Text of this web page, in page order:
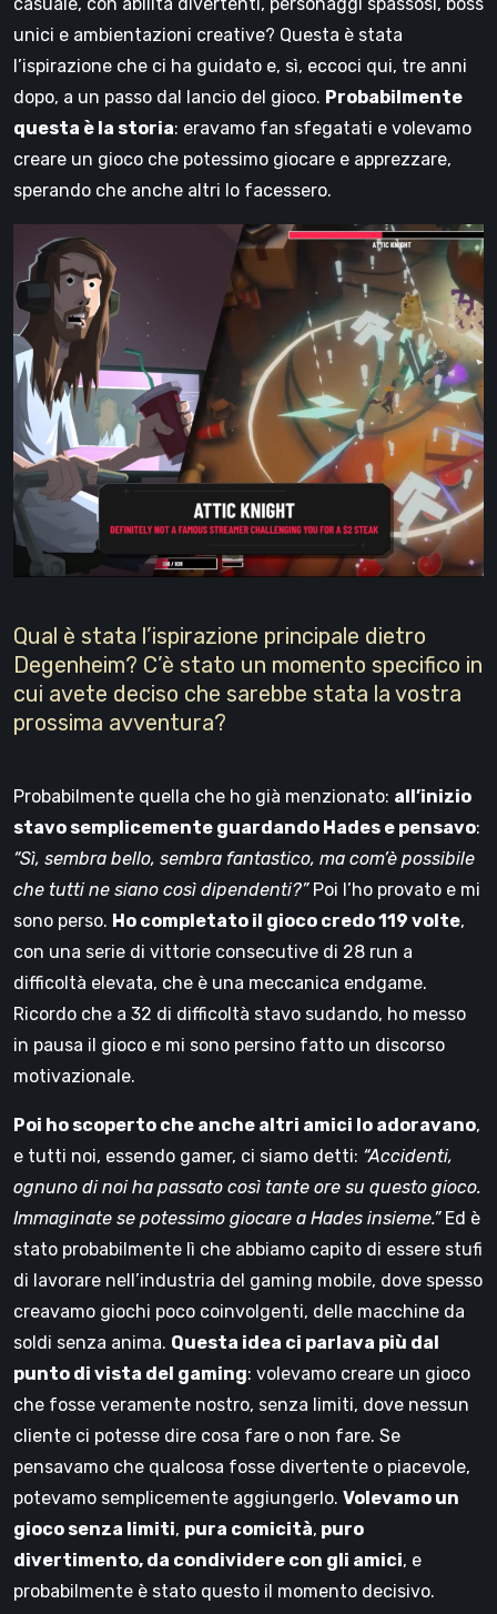
unici e ambientazioni creative? Questa è stata
l’ispirazione che ci ha guidato e, sì, eccoci qui, tre anni
dopo, a un passo dal lancio del gioco. Probabilmente
questa è la storia: eravamo fan sfegatati e volevamo
creare un gioco che potessimo giocare e apprezzare,
sperando che anche altri lo facessero.
Qual è stata l’ispirazione principale dietro
Degenheim? C’è stato un momento specifico in
cui avete deciso che sarebbe stata la vostra
prossima avventura?
Probabilmente quella che ho già menzionato: all’inizio
stavo semplicemente guardando Hades e pensavo:
“Sì, sembra bello, sembra fantastico, ma com’è possibile
che tutti ne siano così dipendenti?”Poi l’ho provato e mi
sono perso. Ho completato il gioco credo 119 volte,
con una serie di vittorie consecutive di 28 run a
difficoltà elevata, che è una meccanica endgame.
Ricordo che a 32 di difficoltà stavo sudando, ho messo
in pausa il gioco e mi sono persino fatto un discorso
motivazionale.
Poi ho scoperto che anche altri amici lo adoravano,
e tutti noi, essendo gamer, ci siamo detti: “Accidenti,
ognuno di noi ha passato così tante ore su questo gioco.
Immaginate se potessimo giocare a Hades insieme.”Ed è
stato probabilmente lì che abbiamo capito di essere stufi
di lavorare nell’industria del gaming mobile, dove spesso
creavamo giochi poco coinvolgenti, delle macchine da
soldi senza anima. Questa idea ci parlava più dal
punto di vista del gaming: volevamo creare un gioco
che fosse veramente nostro, senza limiti, dove nessun
cliente ci potesse dire cosa fare o non fare. Se
pensavamo che qualcosa fosse divertente o piacevole,
potevamo semplicemente aggiungerlo. Volevamo un
gioco senza limiti, pura comicità, puro
divertimento, da condividere con gli amici, e
probabilmente è stato questo il momento decisivo.